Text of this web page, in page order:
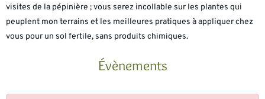
visites de la pépinière ; vous serez incollable sur les plantes qui
peuplent mon terrains et les meilleures pratiques à appliquer chez
vous pour un sol fertile, sans produits chimiques.
Évènements